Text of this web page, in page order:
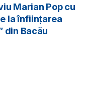
Marian Pop cu
la înființarea
din Bacău